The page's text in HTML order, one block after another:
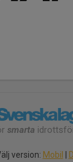
smarta
version: Mobil